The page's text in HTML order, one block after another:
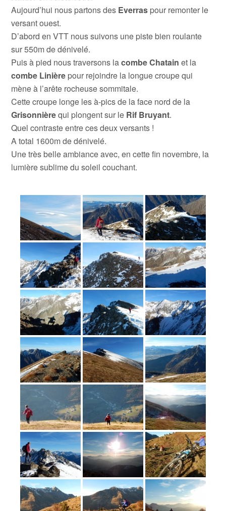
Aujourd’hui nous partons des Everras pour remonter le
versant ouest.
D’abord en VTT nous suivons une piste bien roulante
sur 550m de dénivelé.
Puis à pied nous traversons lacombe Chatain et la
combe Linière pour rejoindre la longue croupe qui
mène à l’arête rocheuse sommitale.
Cette croupe longe les à-pics de la face nord de la
Grisonnièrequi plongent sur le Rif Bruyant.
Quel contraste entre ces deux versants !
A total 1600m de dénivelé.
Une très belle ambiance avec, en cette fin novembre, la
lumière sublime du soleil couchant.